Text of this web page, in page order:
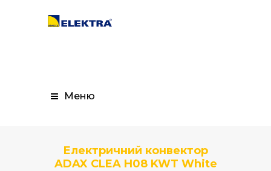
Меню
Електричний конвектор
ADAX CLEA H08 KWT White